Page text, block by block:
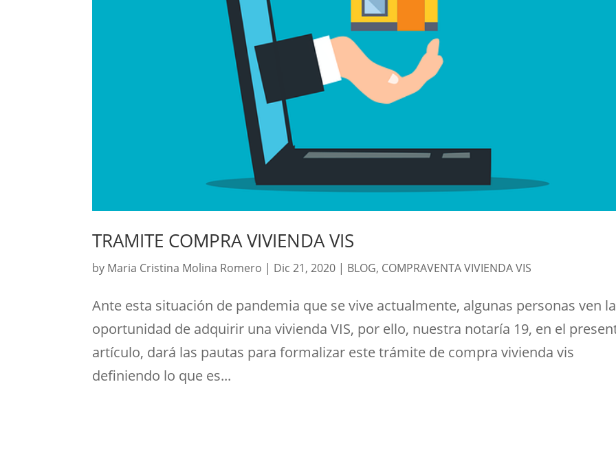
TRAMITE COMPRA VIVIENDA VIS
by Maria Cristina Molina Romero | Dic 21, 2020 | BLOG, COMPRAVENTA VIVIENDA VIS
Ante esta situación de pandemia que se vive actualmente, algunas personas ven la
oportunidad de adquirir una vivienda VIS, por ello, nuestra notaría 19, en el
artículo, dará las pautas para formalizar este trámite de compra vivienda vis
definiendo lo que es...